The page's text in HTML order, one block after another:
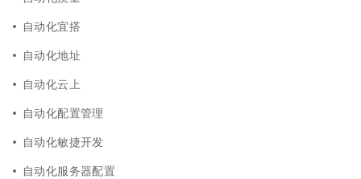
自动化宜搭
自动化地址
自动化云上
自动化配置管理
自动化敏捷开发
自动化服务器配置